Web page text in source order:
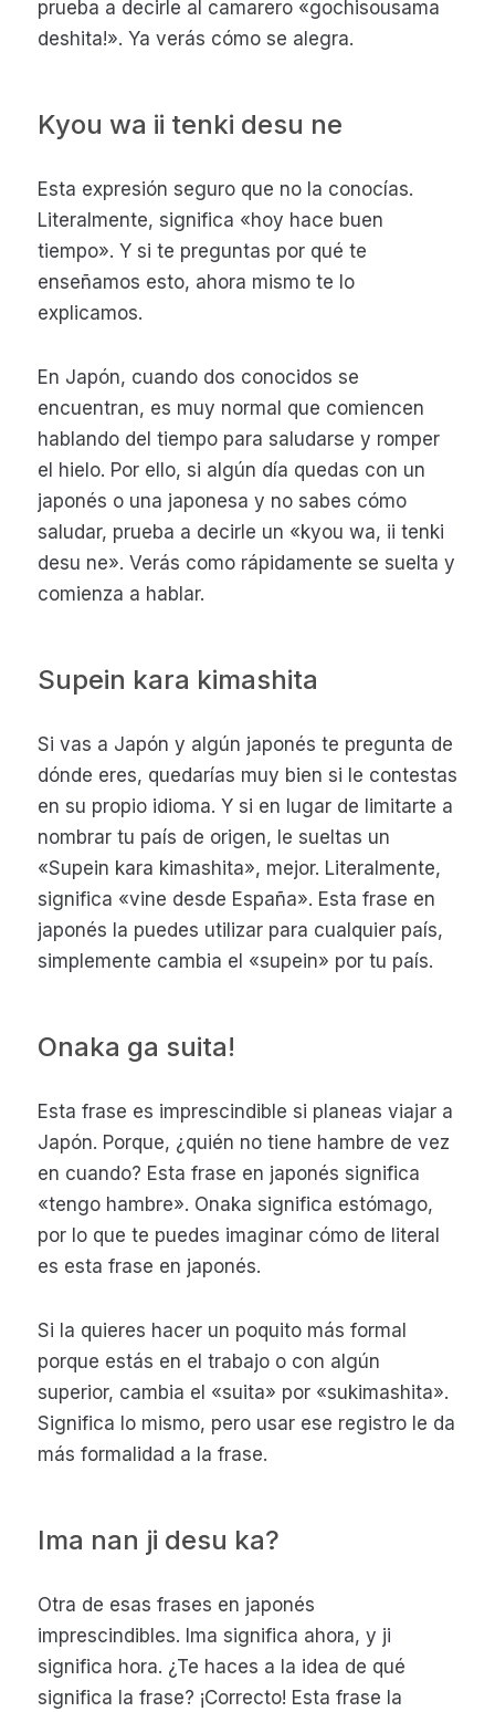
prueba a decirle al camarero «gochisousama
deshita!». Ya verás cómo se alegra.
Kyou wa ii tenki desu ne
Esta expresión seguro que no la conocías.
Literalmente, significa «hoy hace buen
tiempo». Y si te preguntas por qué te
enseñamos esto, ahora mismo te lo
explicamos.
En Japón, cuando dos conocidos se
encuentran, es muy normal que comiencen
hablando del tiempo para saludarse y romper
el hielo. Por ello, si algún día quedas con un
japonés o una japonesa y no sabes cómo
saludar, prueba a decirle un «kyou wa, ii tenki
desu ne». Verás como rápidamente se suelta y
comienza a hablar.
Supein kara kimashita
Si vas a Japón y algún japonés te pregunta de
dónde eres, quedarías muy bien si le contestas
en su propio idioma. Y si en lugar de limitarte a
nombrar tu país de origen, le sueltas un
«Supein kara kimashita», mejor. Literalmente,
significa «vine desde España». Esta frase en
japonés la puedes utilizar para cualquier país,
simplemente cambia el «supein» por tu país.
Onaka ga suita!
Esta frase es imprescindible si planeas viajar a
Japón. Porque, ¿quién no tiene hambre de vez
en cuando? Esta frase en japonés significa
«tengo hambre». Onaka significa estómago,
por lo que te puedes imaginar cómo de literal
es esta frase en japonés.
Si la quieres hacer un poquito más formal
porque estás en el trabajo o con algún
superior, cambia el «suita» por «sukimashita».
Significa lo mismo, pero usar ese registro le da
más formalidad a la frase.
Ima nan ji desu ka?
Otra de esas frases en japonés
imprescindibles. Ima significa ahora, y ji
significa hora. ¿Te haces a la idea de qué
significa la frase? ¡Correcto! Esta frase la